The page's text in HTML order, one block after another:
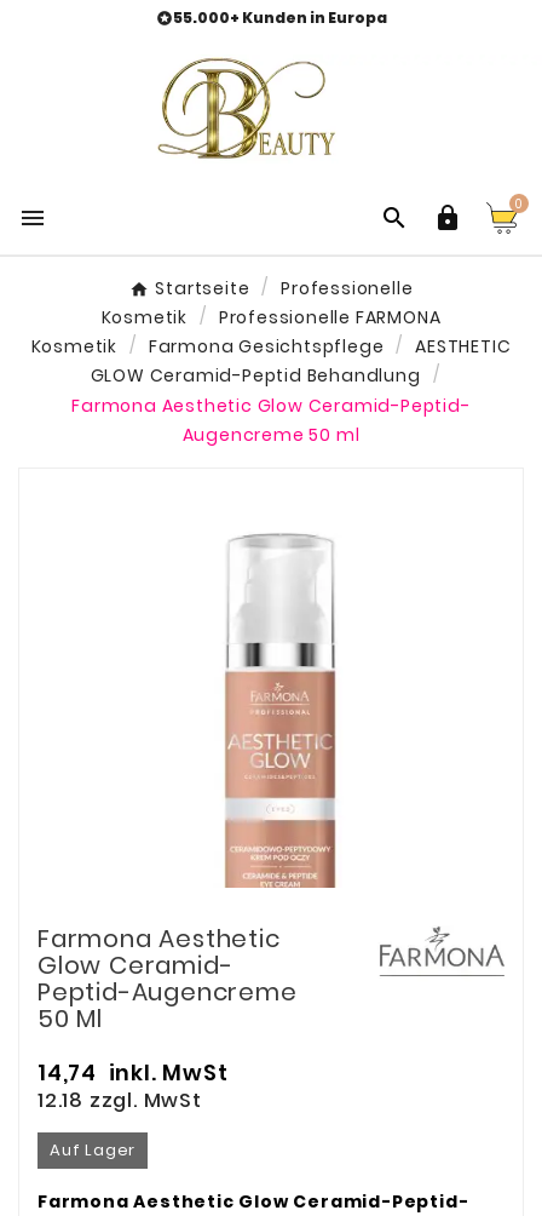
55.000+ Kunden in Europa
   0
Startseite
Professionelle
Kosmetik
Professionelle FARMONA
Kosmetik
Farmona Gesichtspflege
AESTHETIC
GLOW Ceramid-Peptid Behandlung
Farmona Aesthetic Glow Ceramid-Peptid-
Augencreme 50 ml
Farmona Aesthetic
Glow Ceramid-
Peptid-Augencreme
50 Ml
14,74 inkl. MwSt
12.18 zzgl. MwSt
Auf Lager
Farmona Aesthetic Glow Ceramid-Peptid-